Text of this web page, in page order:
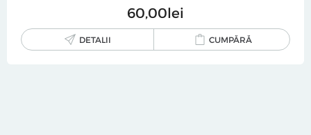
60 00lei
DETALII CUMPĂRĂ